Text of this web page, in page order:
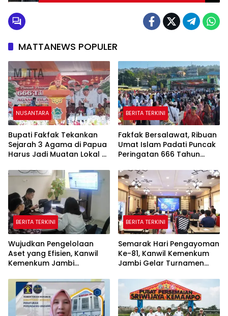
MATTANEWS POPULER
NUSANTARA
Bupati Fakfak Tekankan
Sejarah 3 Agama di Papua
Harus Jadi Muatan Lokal di
BERITA TERKINI
Fakfak Bersalawat, Ribuan
Umat Islam Padati Puncak
Peringatan 666 Tahun
BERITA TERKINI
Wujudkan Pengelolaan
Aset yang Efisien, Kanwil
Kemenkum Jambi
Secara Transparan
BERITA TERKINI
Semarak Hari Pengayoman
Ke-81, Kanwil Kemenkum
Jambi Gelar Turnamen